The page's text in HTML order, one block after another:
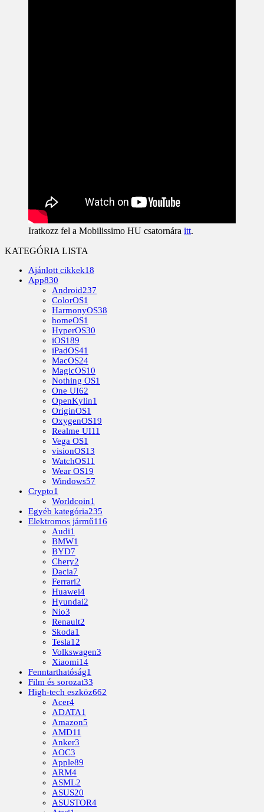
Iratkozz fel a Mobilissimo HU csatornára itt.
KATEGÓRIA LISTA
Ajánlott cikkek18
App830
Android237
ColorOS1
HarmonyOS38
homeOS1
HyperOS30
iOS189
iPadOS41
MacOS24
MagicOS10
Nothing OS1
One UI62
OpenKylin1
OriginOS1
OxygenOS19
Realme UI11
Vega OS1
visionOS13
WatchOS11
Wear OS19
Windows57
Crypto1
Worldcoin1
Egyéb kategória235
Elektromos jármű116
Audi1
BMW1
BYD7
Chery2
Dacia7
Ferrari2
Huawei4
Hyundai2
Nio3
Renault2
Skoda1
Tesla12
Volkswagen3
Xiaomi14
Fenntarthatóság1
Film és sorozat33
High-tech eszköz662
Acer4
ADATA1
Amazon5
AMD11
Anker3
AOC3
Apple89
ARM4
ASML2
ASUS20
ASUSTOR4